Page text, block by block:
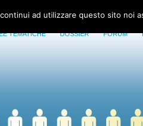
TEMATICHE DOSSIER FORUM
ad utilizzare questo sito noi